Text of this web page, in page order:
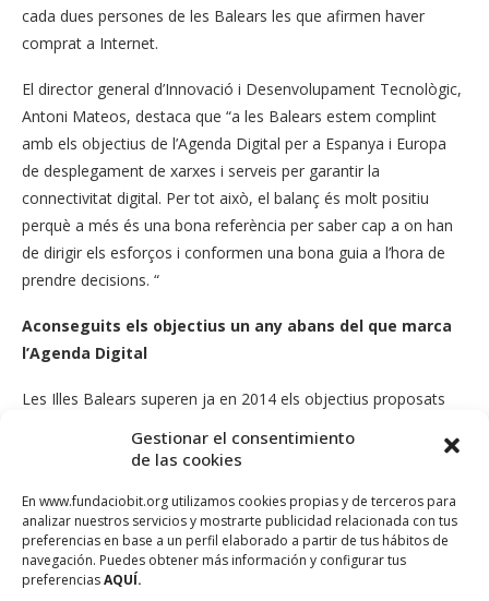
Gestionar el consentimiento
de las cookies
En www.fundaciobit.org utilizamos cookies propias y de terceros para
analizar nuestros servicios y mostrarte publicidad relacionada con tus
preferencias en base a un perfil elaborado a partir de tus hábitos de
navegación. Puedes obtener más información y configurar tus
preferenciasAQUÍ.
cada dues persones de les Balears les que afirmen haver
comprat a Internet.
El director general d’Innovació i Desenvolupament Tecnològic,
Antoni Mateos, destaca que “a les Balears estem complint
amb els objectius de l’Agenda Digital per a Espanya i Europa
de desplegament de xarxes i serveis per garantir la
connectivitat digital. Per tot això, el balanç és molt positiu
perquè a més és una bona referència per saber cap a on han
de dirigir els esforços i conformen una bona guia a l’hora de
prendre decisions. “
Aconseguits els objectius un any abans del que marca
l’Agenda Digital
Les Illes Balears superen ja en 2014 els objectius proposats
conclusions de l’Obsímetre s’extreu que la mitjana d’usuaris
que l’objectiu per a l’any que vé és del 20%. També es supera
el repte de persones que compren per Internet ja que a les
Illes la mitjana és del 50,2%, mentre que l’objectiu marcat per
l’Agenda Digital és del 50% fins 2015.